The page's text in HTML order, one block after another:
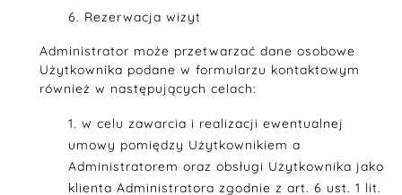
Rezerwacja wizyt
Administrator może przetwarzać dane osobowe
Użytkownika podane w formularzu kontaktowym
również w następujących celach:
w celu zawarcia i realizacji ewentualnej
umowy pomiędzy Użytkownikiem a
Administratorem oraz obsługi Użytkownika jako
klienta Administratora zgodnie z art. 6 ust. 1 lit.